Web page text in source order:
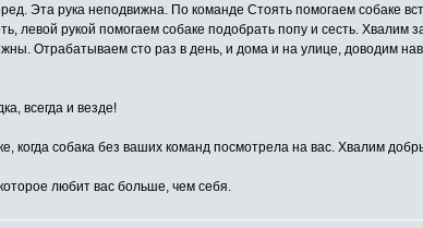
Эта рука неподвижна. По команде Стоять помогаем собаке
левой рукой помогаем собаке подобрать попу и сесть. Хвалим
Отрабатываем сто раз в день, и дома и на улице, доводим
всегда и везде!
когда собака без ваших команд посмотрела на вас. Хвалим
любит вас больше, чем себя.